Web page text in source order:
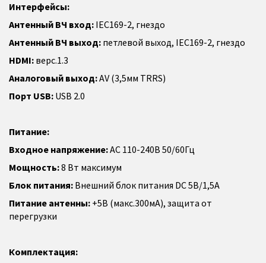
Интерфейсы:
Антенный ВЧ вход: IEC169-2, гнездо
Антенный ВЧ выход: петлевой выход, IEC169-2, гнездо
HDMI: верс.1.3
Аналоговый выход:AV (3,5мм TRRS)
Порт USB: USB 2.0
Питание:
Входное напряжение:AC 110-240В 50/60Гц
Мощность:8 Вт максимум
Блок питания: Внешний блок питания DC 5В/1,5A
Питание антенны: +5В (макс.300мА), защита от
перегрузки
Комплектация: